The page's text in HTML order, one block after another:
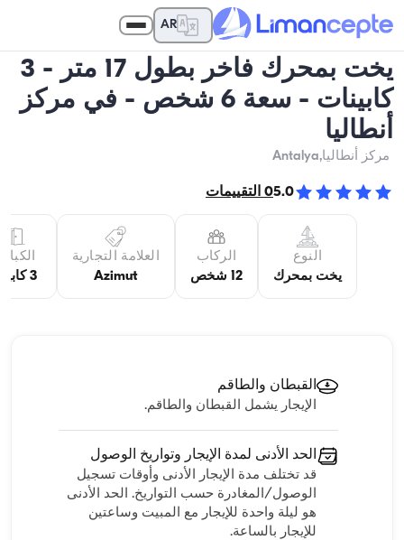
AR
يخت بمحرك فاخر بطول 17 متر - 3
كابينات - سعة 6 شخص - في مركز
أنطاليا
مركز أنطاليا,Antalya
5.0
0 التقييمات
النوع
يخت بمحرك
الركاب
12 شخص
العلامة التجارية
Azimut
3 كابينة
القبطان والطاقم
الإيجار يشمل القبطان والطاقم.
الحد الأدنى لمدة الإيجار وتواريخ الوصول
قد تختلف مدة الإيجار الأدنى وأوقات تسجيل
الوصول/المغادرة حسب التواريخ. الحد الأدنى
هو ليلة واحدة للإيجار مع المبيت وساعتين
للإيجار بالساعة.